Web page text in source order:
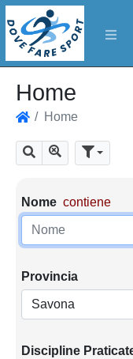
Home
Home
Cerca Mostra tutti i
Nome contiene
Provincia
Savona
Discipline